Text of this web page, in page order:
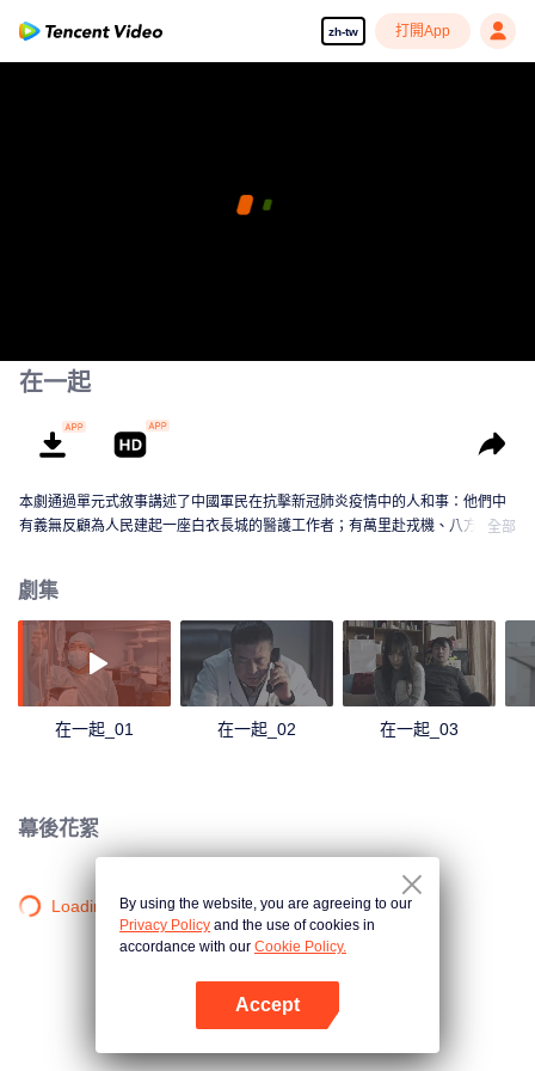
zh-tw 打開App
在一起
本劇通過單元式敘事講述了中國軍民在抗擊新冠肺炎疫情中的人和事：他們中
有義無反顧為人民建起一座白衣長城的醫護工作者；有萬里赴戎機、八方支援
積極投身火神山醫院的建設者；有在聯防聯控工作中紮根基層的疾控、社區、
公安人員；有誤打誤撞留在武漢成為志願者投身抗疫事業的年輕人；有克服種
種困難轉產口罩、為“復產復工”做出貢獻的人們。這些普通人構成了全國上下、
各行各業抗擊疫情的主力軍，為抗擊疫情做出不可磨滅的貢獻。
全部
劇集
在一起_01 在一起_02 在一起_03
幕後花絮
Loading…By using the website, you are agreeing to our
Privacy Policy and the use of cookies in
accordance with our Cookie Policy.
Accept